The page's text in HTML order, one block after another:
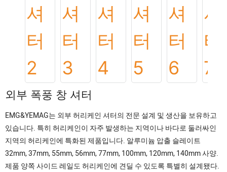
외부 폭풍 창 셔터
EMG&YEMAG는 외부 허리케인 셔터의 전문 설계 및 생산을 보유하고
있습니다. 특히 허리케인이 자주 발생하는 지역이나 바다로 둘러싸인
지역의 허리케인에 특화된 제품입니다. 알루미늄 압출 슬레이트
32mm, 37mm, 55mm, 56mm, 77mm, 100mm, 120mm, 140mm 사양.
제품 양쪽 사이드 레일도 허리케인에 견딜 수 있도록 특별히 설계됐다.